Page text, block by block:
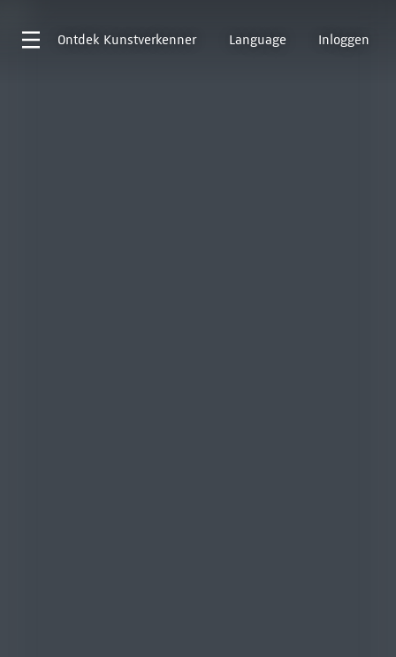
Ontdek Kunstverkenner Language Inloggen